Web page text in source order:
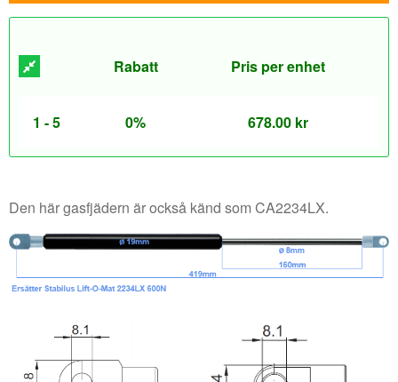
Rabatt Pris per enhet
1 - 5 0% 678.00 kr
Den här gasfjädern är också känd som CA2234LX.